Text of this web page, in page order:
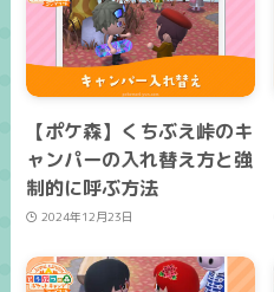
【ポケ森】くちぶえ峠のキ
ャンパーの入れ替え方と強
制的に呼ぶ方法
2024年12月23日